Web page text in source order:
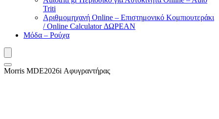
Triti
Αριθμομηχανή Online – Επιστημονικό Κομπιουτεράκι
/ Online Calculator ΔΩΡΕΑΝ
Μόδα – Ρούχα
Morris MDE2026i Αφυγραντήρας